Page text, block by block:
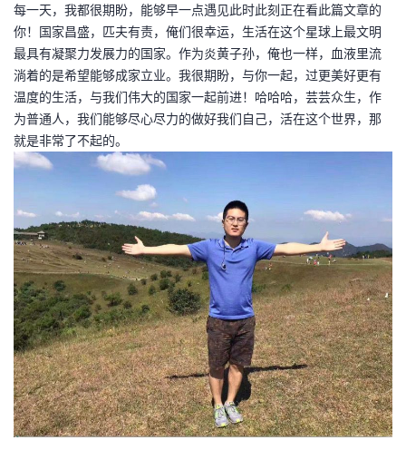
每一天，我都很期盼，能够早一点遇见此时此刻正在看此篇文章的
你！国家昌盛，匹夫有责，俺们很幸运，生活在这个星球上最文明
最具有凝聚力发展力的国家。作为炎黄子孙，俺也一样，血液里流
淌着的是希望能够成家立业。我很期盼，与你一起，过更美好更有
温度的生活，与我们伟大的国家一起前进！哈哈哈，芸芸众生，作
为普通人，我们能够尽心尽力的做好我们自己，活在这个世界，那
就是非常了不起的。